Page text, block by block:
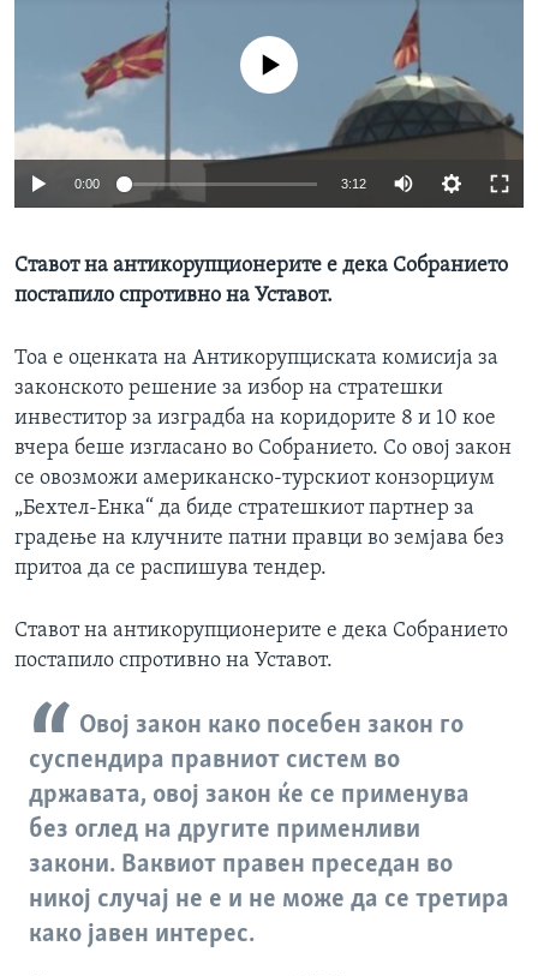
No media source currently available
0:00 3:12
Ставот на антикорупционерите е дека Собранието
постапило спротивно на Уставот.
Тоа е оценката на Антикорупциската комисија за
законското решение за избор на стратешки
инвеститор за изградба на коридорите 8 и 10 кое
вчера беше изгласано во Собранието. Со овој закон
се овозможи американско-турскиот конзорциум
„Бехтел-Енка“ да биде стратешкиот партнер за
градење на клучните патни правци во земјава без
притоа да се распишува тендер.
Ставот на антикорупционерите е дека Собранието
постапило спротивно на Уставот.
Овој закон како посебен закон го
суспендира правниот систем во
државата, овој закон ќе се применува
без оглед на другите применливи
закони. Ваквиот правен преседан во
никој случај не е и не може да се третира
како јавен интерес.